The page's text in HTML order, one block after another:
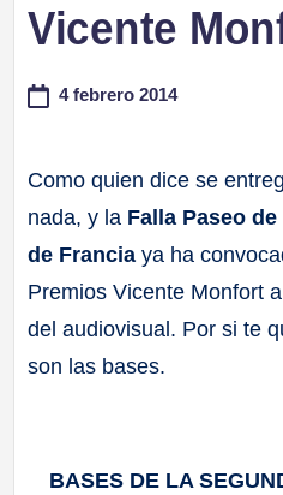
Vicente
4 febrero 2014
Como quien dice se
nada, y la Falla Paseo
de Francia ya ha
Premios Vicente Monfort
del audiovisual. Por si te
son las bases.
BASES DE LA